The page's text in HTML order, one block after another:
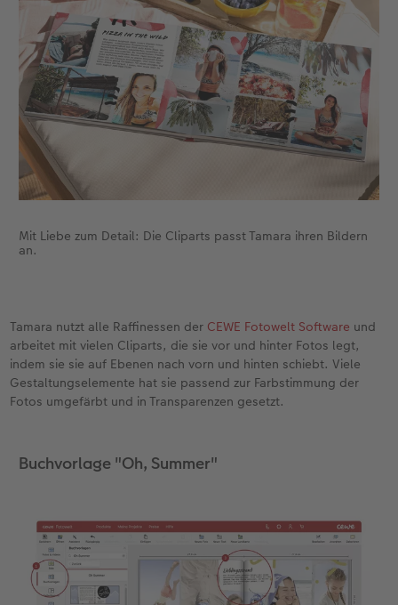
Mit Liebe zum Detail: Die Cliparts passt Tamara ihren Bildern
an.
Tamara nutzt alle Raffinessen der CEWE Fotowelt Software und
arbeitet mit vielen Cliparts, die sie vor und hinter Fotos legt,
indem sie sie auf Ebenen nach vorn und hinten schiebt. Viele
Gestaltungselemente hat sie passend zur Farbstimmung der
Fotos umgefärbt und in Transparenzen gesetzt.
Buchvorlage "Oh, Summer"